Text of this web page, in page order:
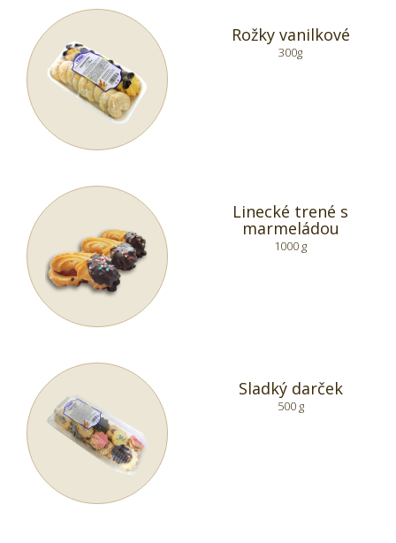
Rožky vanilkové
300g
Linecké trené s
marmeládou
1000 g
Sladký darček
500 g